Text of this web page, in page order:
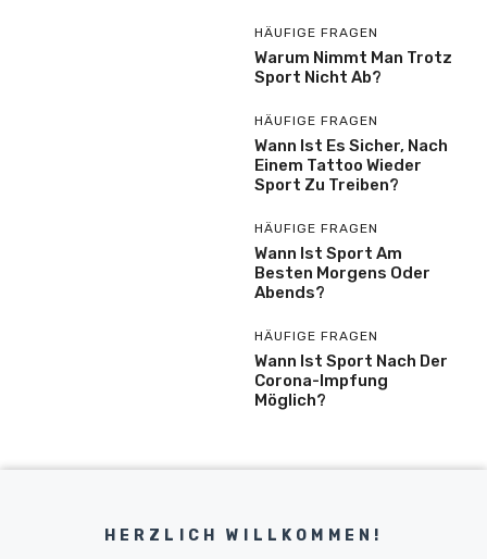
HÄUFIGE FRAGEN
Warum Nimmt Man Trotz
Sport Nicht Ab?
HÄUFIGE FRAGEN
Wann Ist Es Sicher, Nach
Einem Tattoo Wieder
Sport Zu Treiben?
HÄUFIGE FRAGEN
Wann Ist Sport Am
Besten Morgens Oder
Abends?
HÄUFIGE FRAGEN
Wann Ist Sport Nach Der
Corona-Impfung
Möglich?
HERZLICH WILLKOMMEN!